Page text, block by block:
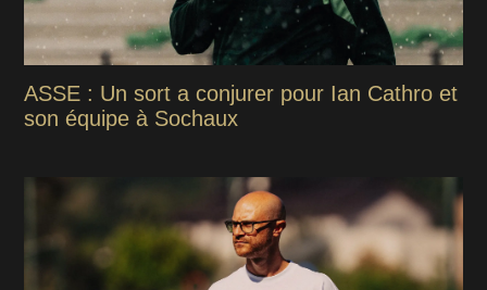
ASSE : Un sort a conjurer pour Ian Cathro et
son équipe à Sochaux